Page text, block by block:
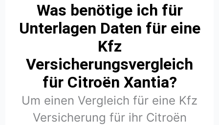
Was benötige ich für
Unterlagen Daten für eine
Kfz
Versicherungsvergleich
für Citroën Xantia?
Um einen Vergleich für eine Kfz
Versicherung für ihr Citroën